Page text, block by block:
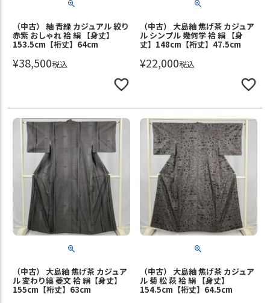
（中古） 紬 青緑 カジュアル 絞り
赤紫 おしゃれ 袷 絹 【身丈】
153.5cm【裄丈】64cm
¥38,500税込
（中古） 大島紬 焦げ茶 カジュア
ル シンプル 幾何学 袷 絹 【身
丈】148cm【裄丈】47.5cm
¥22,000税込
（中古） 大島紬 焦げ茶 カジュア
ル 変わり縞 菱文 袷 絹【身丈】
155cm【裄丈】63cm
（中古） 大島紬 焦げ茶 カジュア
ル 菊 松 萩 袷 絹 【身丈】
154.5cm【裄丈】64.5cm